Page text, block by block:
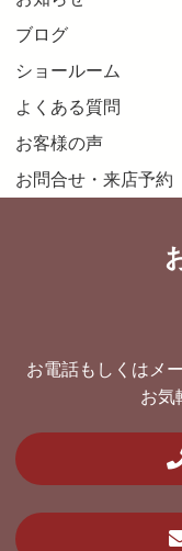
ブログ
ショールーム
よくある質問
お客様の声
お問合せ・来店予約
お電話もしくはメ
お気